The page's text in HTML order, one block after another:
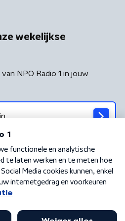
wekelijkse
NPO Radio 1 in jouw